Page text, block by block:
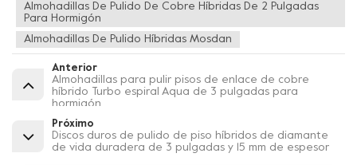
Almohadillas De Pulido De Cobre Híbridas De 2 Pulgadas
Para Hormigón
Almohadillas De Pulido Híbridas Mosdan
Anterior
Almohadillas para pulir pisos de enlace de cobre
híbrido Turbo espiral Aqua de 3 pulgadas para
hormigón
Próximo
Discos duros de pulido de piso híbridos de diamante
de vida duradera de 3 pulgadas y 15 mm de espesor